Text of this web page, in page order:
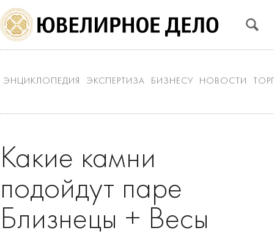
ЭНЦИКЛОПЕДИЯ ЭКСПЕРТИЗА БИЗНЕСУ НОВОСТИ
Какие камни
подойдут паре
Близнецы + Весы